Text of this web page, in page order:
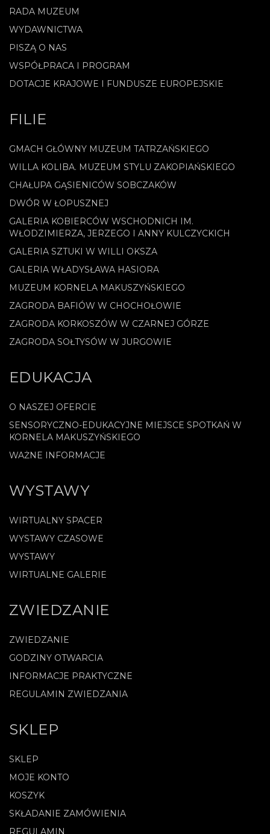
RADA MUZEUM
WYDAWNICTWA
PISZĄ O NAS
WSPÓŁPRACA I PROGRAM
DOTACJE KRAJOWE I FUNDUSZE EUROPEJSKIE
FILIE
GMACH GŁÓWNY MUZEUM TATRZAŃSKIEGO
WILLA KOLIBA. MUZEUM STYLU ZAKOPIAŃSKIEGO
CHAŁUPA GĄSIENICÓW SOBCZAKÓW
DWÓR W ŁOPUSZNEJ
GALERIA KOBIERCÓW WSCHODNICH IM.
WŁODZIMIERZA, JERZEGO I ANNY KULCZYCKICH
GALERIA SZTUKI W WILLI OKSZA
GALERIA WŁADYSŁAWA HASIORA
MUZEUM KORNELA MAKUSZYŃSKIEGO
ZAGRODA BAFIÓW W CHOCHOŁOWIE
ZAGRODA KORKOSZÓW W CZARNEJ GÓRZE
ZAGRODA SOŁTYSÓW W JURGOWIE
EDUKACJA
O NASZEJ OFERCIE
SENSORYCZNO-EDUKACYJNE MIEJSCE SPOTKAŃ W
KORNELA MAKUSZYŃSKIEGO
WAŻNE INFORMACJE
WYSTAWY
WIRTUALNY SPACER
WYSTAWY CZASOWE
WYSTAWY
WIRTUALNE GALERIE
ZWIEDZANIE
ZWIEDZANIE
GODZINY OTWARCIA
INFORMACJE PRAKTYCZNE
REGULAMIN ZWIEDZANIA
SKLEP
SKLEP
MOJE KONTO
KOSZYK
SKŁADANIE ZAMÓWIENIA